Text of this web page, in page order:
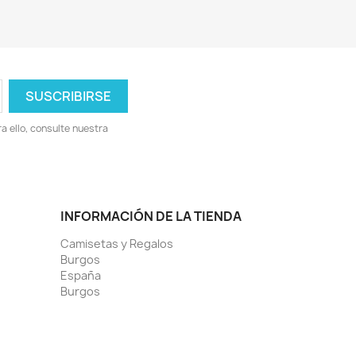
ello, consulte nuestra
INFORMACIÓN DE LA TIENDA
Camisetas y Regalos
Burgos
España
Burgos